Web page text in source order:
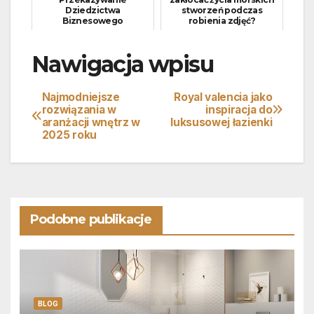
Dziedzictwa
Biznesowego
stworzeń podczas
robienia zdjęć?
Nawigacja wpisu
Royal valencia jako
inspiracja do
luksusowej łazienki
Najmodniejsze
rozwiązania w
aranżacji wnętrz w
2025 roku
Podobne publikacje
BLOG